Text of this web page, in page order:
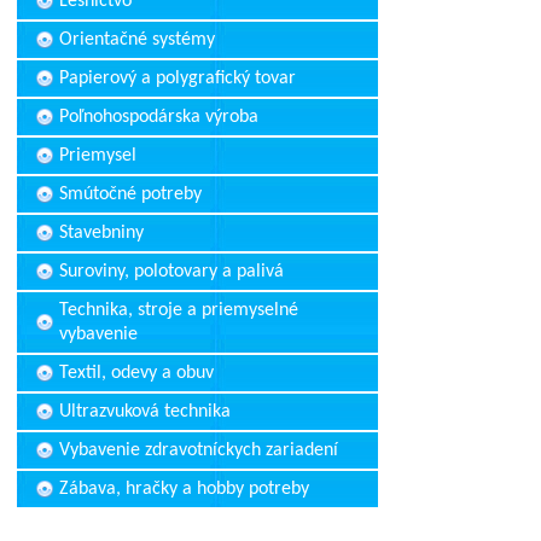
Orientačné systémy
Papierový a polygrafický tovar
Poľnohospodárska výroba
Priemysel
Smútočné potreby
Stavebniny
Suroviny, polotovary a palivá
Technika, stroje a priemyselné
vybavenie
Textil, odevy a obuv
Ultrazvuková technika
Vybavenie zdravotníckych zariadení
Zábava, hračky a hobby potreby